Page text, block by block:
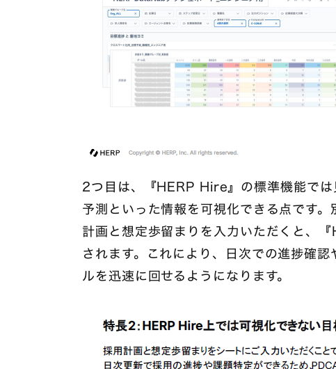
2つ目は、『HERP Hire』の標準機能で
予測といった情報を可視化できる点です
計画と想定歩留まりを入力いただくと、
されます。これにより、日次での進捗確
ルを迅速に回せるようになります。